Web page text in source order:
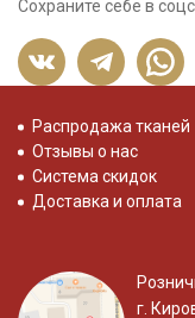
Сохраните себе в
Распродажа тканей
Отзывы о нас
Система скидок
Доставка и оплата
г.